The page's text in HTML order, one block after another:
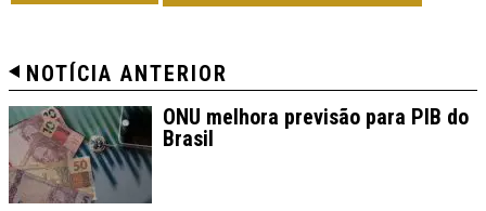
NOTÍCIA ANTERIOR
ONU melhora previsão para PIB do
Brasil